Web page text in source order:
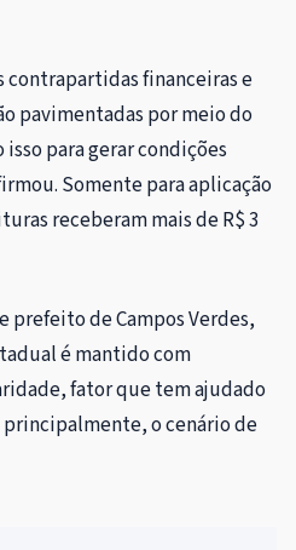
contrapartidas financeiras e
pavimentadas por meio do
isso para gerar condições
Somente para aplicação
receberam mais de R$ 3
prefeito de Campos Verdes,
é mantido com
fator que tem ajudado
o cenário de